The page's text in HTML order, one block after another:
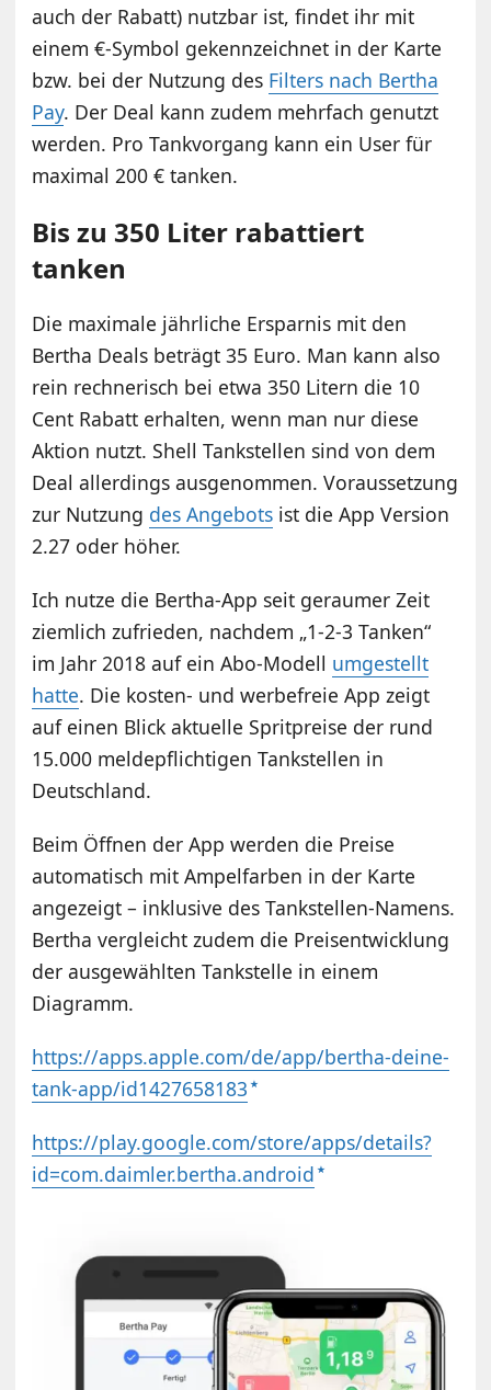
auch der Rabatt) nutzbar ist, findet ihr mit
einem €-Symbol gekennzeichnet in der Karte
bzw. bei der Nutzung des Filters nach Bertha
Pay. Der Deal kann zudem mehrfach genutzt
werden. Pro Tankvorgang kann ein User für
maximal 200 € tanken.
Bis zu 350 Liter rabattiert
tanken
Die maximale jährliche Ersparnis mit den
Bertha Deals beträgt 35 Euro. Man kann also
rein rechnerisch bei etwa 350 Litern die 10
Cent Rabatt erhalten, wenn man nur diese
Aktion nutzt. Shell Tankstellen sind von dem
Deal allerdings ausgenommen. Voraussetzung
zur Nutzung des Angebots ist die App Version
2.27 oder höher.
Ich nutze die Bertha-App seit geraumer Zeit
ziemlich zufrieden, nachdem „1-2-3 Tanken“
im Jahr 2018 auf ein Abo-Modell umgestellt
hatte. Die kosten- und werbefreie App zeigt
auf einen Blick aktuelle Spritpreise der rund
15.000 meldepflichtigen Tankstellen in
Deutschland.
Beim Öffnen der App werden die Preise
automatisch mit Ampelfarben in der Karte
angezeigt – inklusive des Tankstellen-Namens.
Bertha vergleicht zudem die Preisentwicklung
der ausgewählten Tankstelle in einem
Diagramm.
https://apps.apple.com/de/app/bertha-deine-
tank-app/id1427658183
https://play.google.com/store/apps/details?
id=com.daimler.bertha.android